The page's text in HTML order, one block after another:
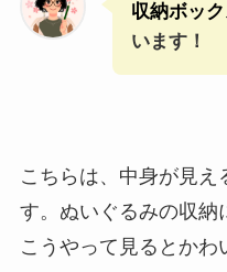
収納ボッ
います！
こちらは、中身が見
す。ぬいぐるみの収納
こうやって見るとかわ